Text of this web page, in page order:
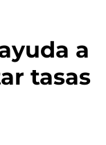
a
tasas